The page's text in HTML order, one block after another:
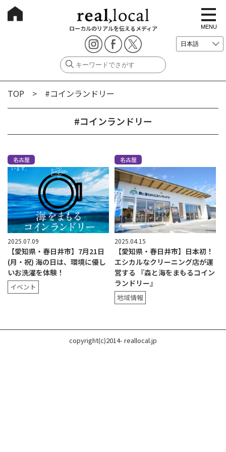
ローカルのリアルを伝えるメディア
t
o
g
g
e
i
i
MENU
TOP > #コインランドリー
#コインランドリー
名古屋
2025.07.09
【愛知県・春日井市】7月21日
(月・祝) 海の日は、環境に優し
いお洗濯を体験！
イベント
名古屋
2025.04.15
【愛知県・春日井市】日本初！
エシカルなクリーニング店が運
営する 『森と海をまもるコイン
ランドリー』
地域情報
copyright(c)2014- reallocal.jp